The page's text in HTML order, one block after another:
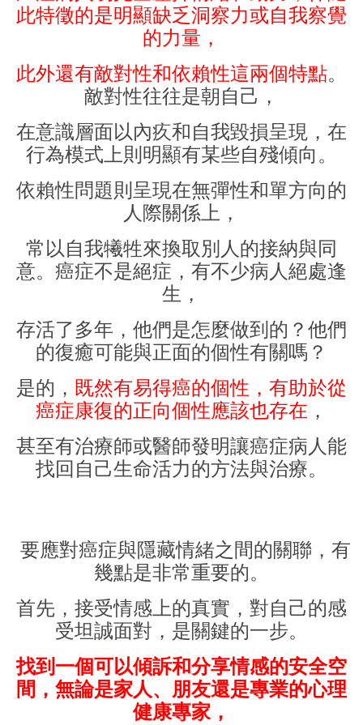
此特徵的是明顯缺乏洞察力或自我察覺
的力量，
此外還有敵對性和依賴性這兩個特點。
敵對性往往是朝自己，
在意識層面以內疚和自我毀損呈現，在
行為模式上則明顯有某些自殘傾向。
依賴性問題則呈現在無彈性和單方向的
人際關係上，
常以自我犧牲來換取別人的接納與同
意。癌症不是絕症，有不少病人絕處逢
生，
存活了多年，他們是怎麼做到的？他們
的復癒可能與正面的個性有關嗎？
是的， 既然有易得癌的個性，有助於從
癌症康復的正向個性應該也存在 ，
甚至有治療師或醫師發明讓癌症病人能
找回自己生命活力的方法與治療。
要應對癌症與隱藏情緒之間的關聯，有
幾點是非常重要的。
首先，接受情感上的真實，對自己的感
受坦誠面對，是關鍵的一步。
找到一個可以傾訴和分享情感的安全空
間，無論是家人、朋友還是專業的心理
健康專家，